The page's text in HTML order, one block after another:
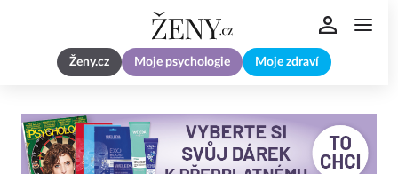
Ženy.cz Moje psychologie Moje zdraví